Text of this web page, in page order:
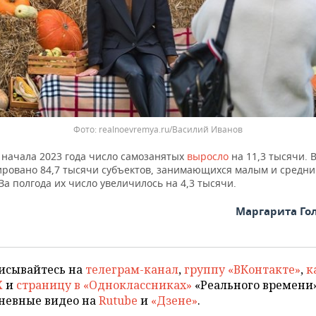
realnoevremya.ru/Василий Иванов
2023 года число самозанятых выросло на 11,3 тысячи.
84,7 тысячи субъектов, занимающихся малым и
полгода их число увеличилось на 4,3 тысячи.
Маргарита
на телеграм-канал,группу «ВКонтакте»,
и страницу в «Одноклассниках» «Реального
видео наRutube и «Дзене».